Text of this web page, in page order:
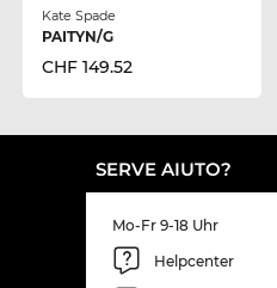
Kate Spade
PAITYN/G
CHF 149.52
SERVE AIUTO?
Mo-Fr 9-18 Uhr
Helpcenter